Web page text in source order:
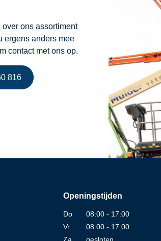
over ons assortiment
ergens anders mee
contact met ons op.
816
Openingstijden
Do
08:00 - 17:00
Vr
08:00 - 17:00
Za
gesloten